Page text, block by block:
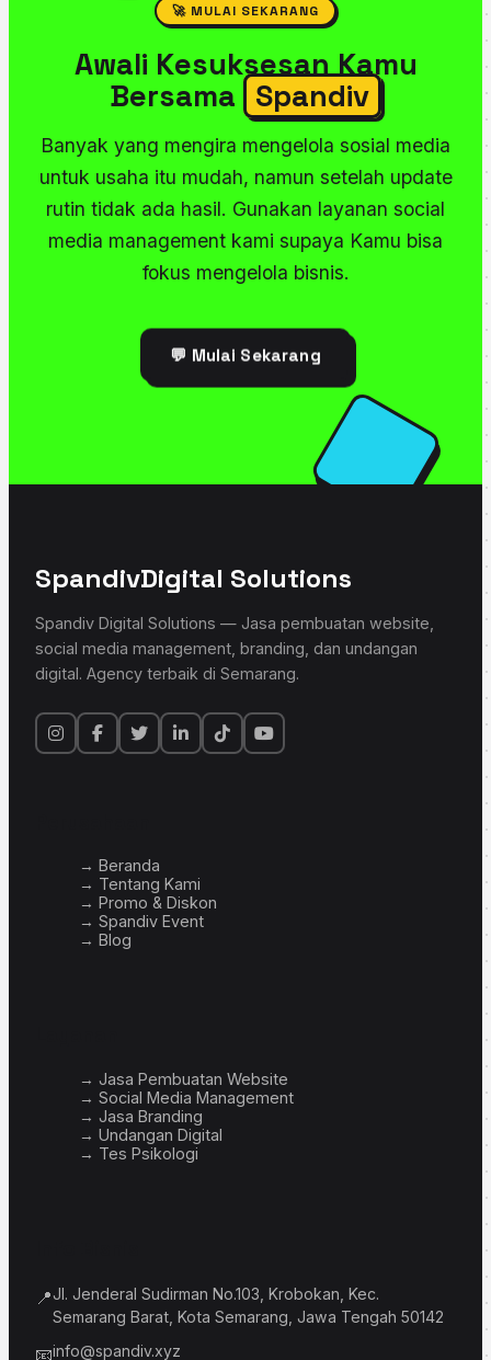
🚀 MULAI SEKARANG
Awali Kesuksesan Kamu
Bersama Spandiv
Banyak yang mengira mengelola sosial media
untuk usaha itu mudah, namun setelah update
rutin tidak ada hasil. Gunakan layanan social
media management kami supaya Kamu bisa
fokus mengelola bisnis.
💬 Mulai Sekarang
SpandivDigital Solutions
Spandiv Digital Solutions — Jasa pembuatan website,
social media management, branding, dan undangan
digital. Agency terbaik di Semarang.
→ Beranda
→ Tentang Kami
→ Promo & Diskon
→ Spandiv Event
→ Blog
→ Jasa Pembuatan Website
→ Social Media Management
→ Jasa Branding
→ Undangan Digital
→ Tes Psikologi
📍Jl. Jenderal Sudirman No.103, Krobokan, Kec.
Semarang Barat, Kota Semarang, Jawa Tengah 50142
📧info@spandiv.xyz